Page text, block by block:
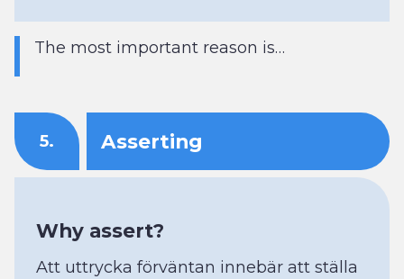
The most important reason is…
5. Asserting
Why assert?
Att uttrycka förväntan innebär att ställa